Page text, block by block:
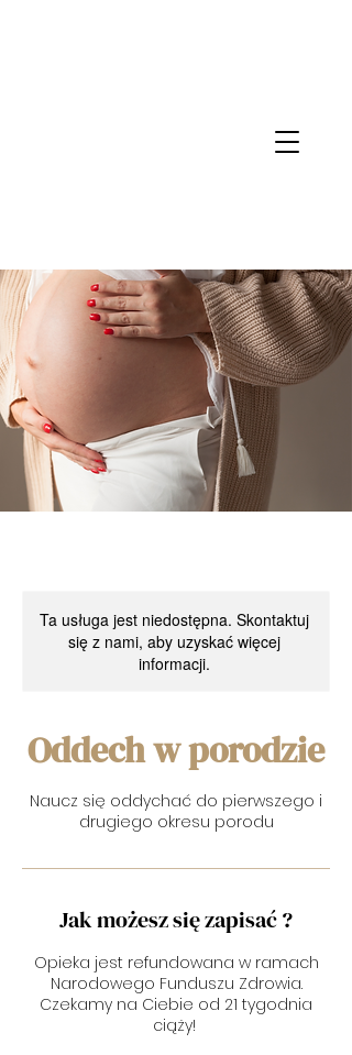
Ta usługa jest niedostępna. Skontaktuj
się z nami, aby uzyskać więcej
informacji.
Oddech w porodzie
Naucz się oddychać do pierwszego i
drugiego okresu porodu
Jak możesz się zapisać ?
Opieka jest refundowana w ramach
Narodowego Funduszu Zdrowia.
Czekamy na Ciebie od 21 tygodnia
ciąży!